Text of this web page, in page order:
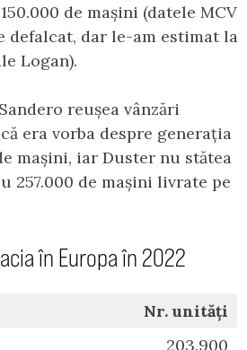
de mașini (datele MCV
defalcat, dar le-am estimat la
Logan).
reușea vânzări
era vorba despre generația
mașini, iar Duster nu stătea
257.000 de mașini livrate pe
în Europa în 2022
Nr. unități
203.900